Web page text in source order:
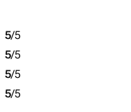
5/5
5/5
5/5
5/5